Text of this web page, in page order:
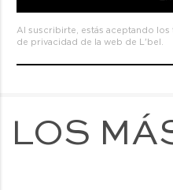
Al suscribirte, estás aceptando los
de privacidad de la web de L'bel.
LOS